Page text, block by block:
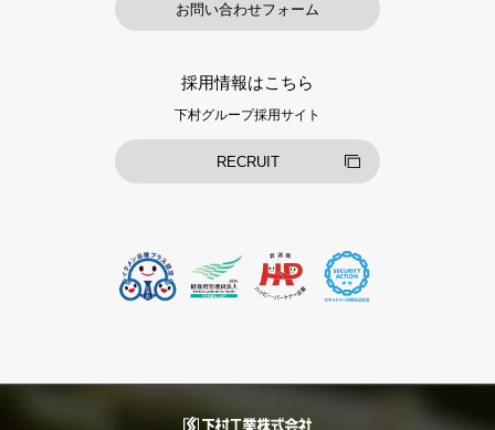
お問い合わせフォーム
採用情報はこちら
下村グループ採用サイト
RECRUIT